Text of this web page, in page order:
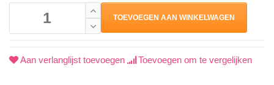
TOEVOEGEN AAN WINKELWAGEN
Aan verlanglijst toevoegen Toevoegen om te vergelijken